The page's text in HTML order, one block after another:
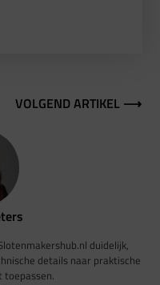
VOLGEND ARTIKEL ⟶
duidelijk,
details naar praktische
toepassen.